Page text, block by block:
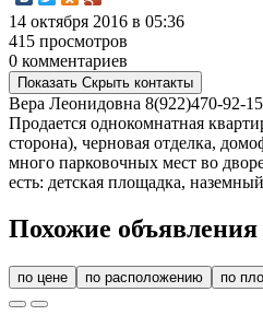
14 октября 2016 в 05:36
415 просмотров
0 комментариев
Показать Скрыть контакты
Вера Леонидовна 8(922)470-92-15
Продается однокомнатная
сторона), черновая отделка,
много парковочных мест во
есть: детская площадка,
Похожие объявления
по цене по расположению по